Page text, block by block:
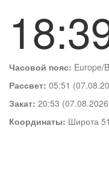
Часовой пояс: Europe/
Рассвет: 05:51
Закат: 20:53
Координаты: Широта